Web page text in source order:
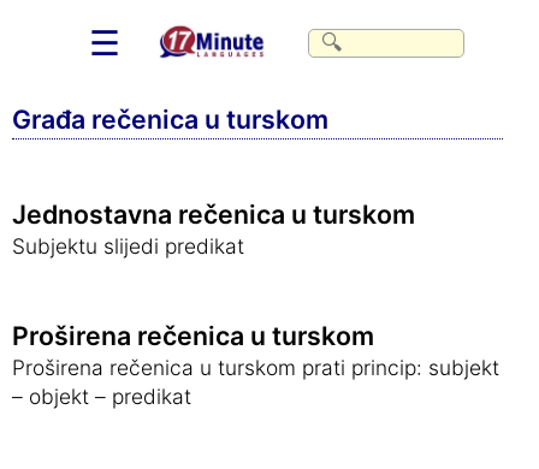
☰
Građa rečenica u turskom
Jednostavna rečenica u turskom
Subjektu slijedi predikat
Proširena rečenica u turskom
Proširena rečenica u turskom prati princip: subjekt
– objekt – predikat